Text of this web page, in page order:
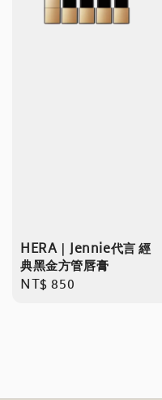
HERA｜Jennie代言 經
典黑金方管唇膏
Regular
NT$ 850